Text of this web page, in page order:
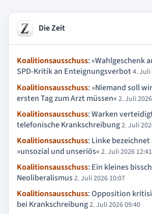
Die Zeit
Koalitionsausschuss: «Wahlgeschenk
SPD-Kritik an Enteignungsverbot4. Juli
Koalitionsausschuss: »Niemand soll
ersten Tag zum Arzt müssen« 2. Juli
Koalitionsausschuss: Warken
telefonische Krankschreibung2. Juli
Koalitionsausschuss: Linke
»unsozial und unseriös« 2. Juli 2026 12:41
Koalitionsausschuss: Ein kleines
Neoliberalismus2. Juli 2026 10:07
Koalitionsausschuss: Opposition
bei Krankschreibung2. Juli 2026 09:40